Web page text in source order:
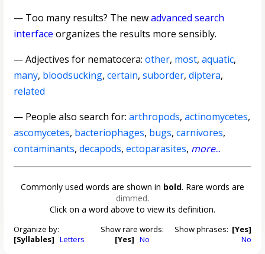
— Too many results? The newadvanced search
interface organizes the results more sensibly.
—Adjectives for nematocera:other, most,aquatic,
many, bloodsucking,certain,suborder,diptera,
related
— People also search for:arthropods,actinomycetes,
ascomycetes, bacteriophages, bugs,carnivores,
contaminants,decapods,ectoparasites, more...
Commonly used words are shown in bold. Rare words are
dimmed.
Click on a word above to view its definition.
Organize by:
[Syllables] Letters
Show rare words:
[Yes] No
Show phrases: [Yes]
No